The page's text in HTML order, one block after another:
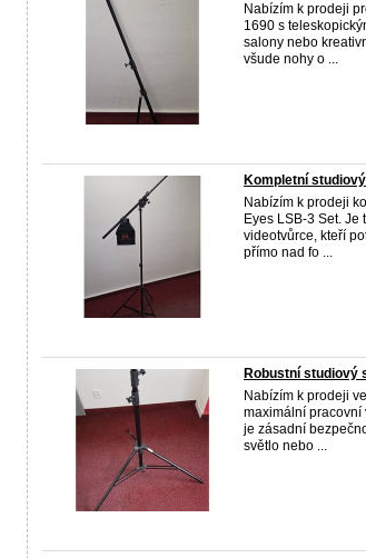
Nabízím k prodeji
1690 s
salony nebo
všude nohy o ...
Kompletní
Nabízím k prodeji
Eyes LSB-3 Set.
videotvůrce, kteří
přímo nad fo ...
Robustní studiový
Nabízím k prodeji
maximální pracovní
je zásadní
světlo nebo ...